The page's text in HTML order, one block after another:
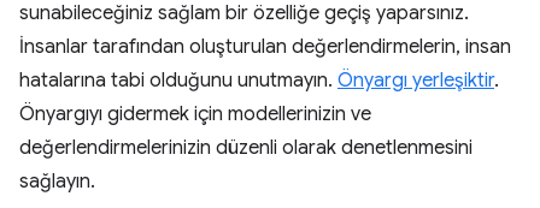
sunabileceğiniz sağlam bir özelliğe geçiş yaparsınız.
İnsanlar tarafından oluşturulan değerlendirmelerin, insan
hatalarına tabi olduğunu unutmayın. Önyargı yerleşiktir.
Önyargıyı gidermek için modellerinizin ve
değerlendirmelerinizin düzenli olarak denetlenmesini
sağlayın.